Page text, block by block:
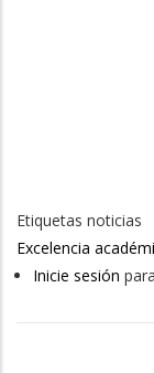
Etiquetas noticias
Excelencia
Inicie sesión